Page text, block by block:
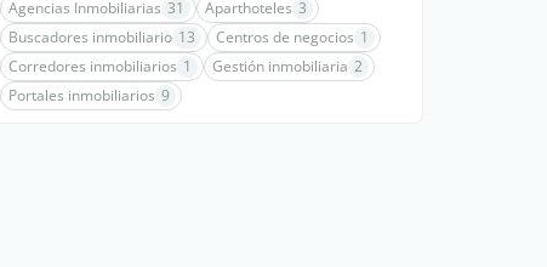
Agencias Inmobiliarias 31 Aparthoteles 3
Buscadores inmobiliario 13 Centros de negocios 1
Corredores inmobiliarios 1 Gestión inmobiliaria 2
Portales inmobiliarios 9